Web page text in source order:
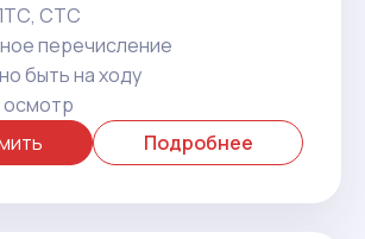
СТС
перечисление
быть на ходу
Подробнее